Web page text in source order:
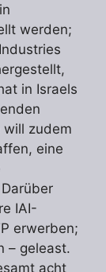
werden;
in Israels
zudem
eine
IAI-
erwerben;
– geleast.
acht